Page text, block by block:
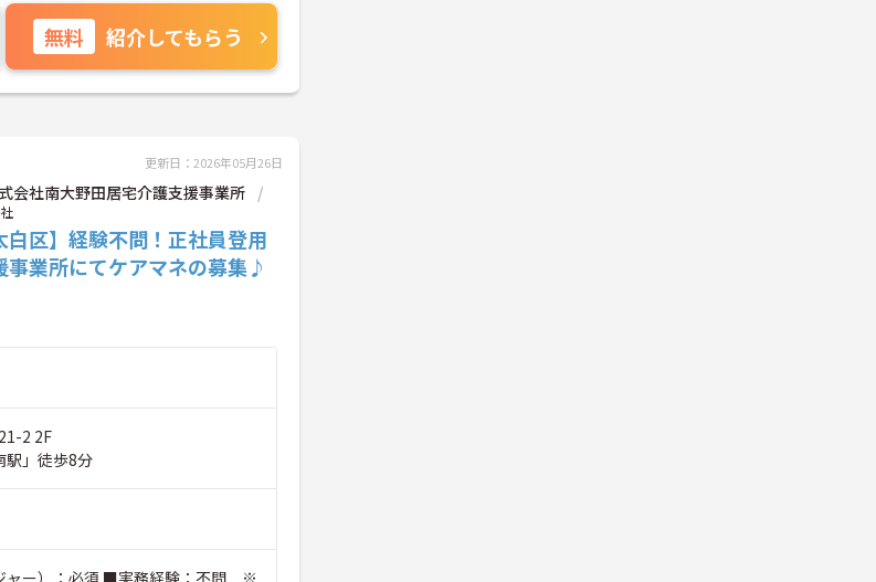
無料 紹介してもらう
更新日：2026年05月26日
会社南大野田居宅介護支援事業所
白区】経験不問！正社員登用
業所にてケアマネの募集♪
2 2F
駅」徒歩8分